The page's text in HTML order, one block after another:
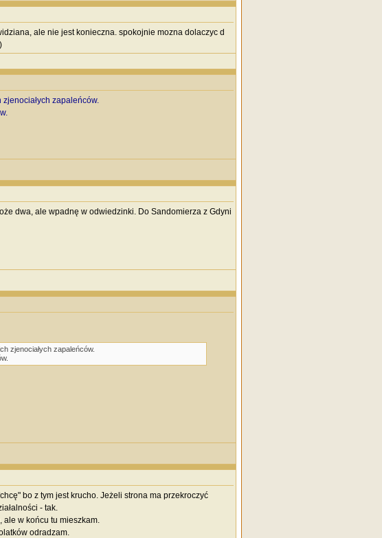
ale nie jest konieczna. spokojnie mozna dolaczyc d
zapaleńców.
dwa, ale wpadnę w odwiedzinki. Do Sandomierza z Gdyni
zjenociałych zapaleńców.
bo z tym jest krucho. Jeżeli strona ma przekroczyć
- tak.
ale w końcu tu mieszkam.
odradzam.